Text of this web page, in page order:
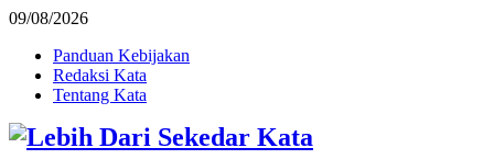
09/08/2026
Panduan Kebijakan
Redaksi Kata
Tentang Kata
Facebook
Twitter
Instagram
Pinterest
Youtube